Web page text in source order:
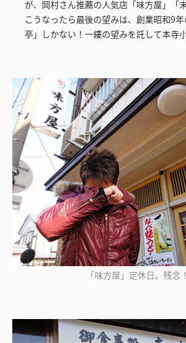
が、岡村さん推薦の人気店「味方屋」「
こうなったら最後の望みは、創業昭和9
亭」しかない！一縷の望みを託して本寺
「味方屋」定休日。残念！